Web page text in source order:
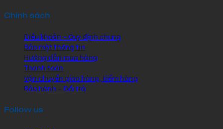
Chính sách
Điều khoản - Quy định chung
Bảo mật thông tin
Hướng dẫn mua hàng
Thanh toán
Vận chuyển giao hàng, kiểm hàng
Bảo hành - Đổi trả
Follow us